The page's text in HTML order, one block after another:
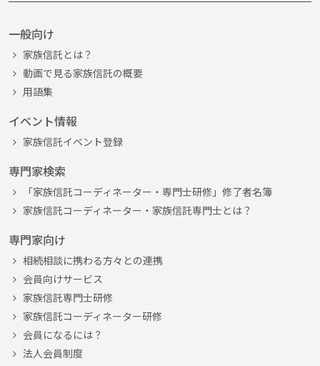
一般向け
家族信託とは？
動画で見る家族信託の概要
用語集
イベント情報
家族信託イベント登録
専門家検索
「家族信託コーディネーター・専門士研修」修了者名簿
家族信託コーディネーター・家族信託専門士とは？
専門家向け
相続相談に携わる方々との連携
会員向けサービス
家族信託専門士研修
家族信託コーディネーター研修
会員になるには？
法人会員制度